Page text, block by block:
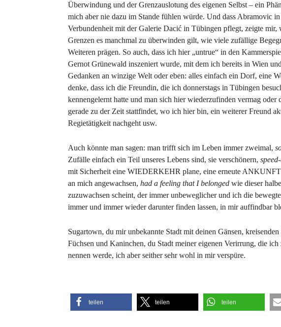
Überwindung und der Grenzauslotung des eigenen Selbst – ein
mich aber nie dazu im Stande fühlen würde. Und dass Abramovic
Verbundenheit mit der Galerie Dacić in Tübingen pflegt, zeigte
Grenzen es manchmal zu überwinden gilt, wie viele zufällige
Weiteren prägen. So auch, dass ich hier „untrue“ in den
Gernot Grünewald inszeniert wurde, mit dem ich bereits in Wien
Gedanken an winzige Welt oder eben: alles einfach ein Dorf, eine
denke, dass ich die Freundin, die ich donnerstags in Tübingen
kennengelernt hatte und man sich hier wiederzufinden vermag oder
gerade zu der Zeit stattfindet, wo ich hier bin, ein weiterer Freund
Regietätigkeit nachgeht usw.
Auch könnte man sagen: man trifft sich im Leben immer zweimal,
Zufälle einfach ein Teil unseres Lebens sind, sie verschönern,
mit Sicherheit eine WIEDERKEHR plane, eine erneute ANKUNFT
an mich angewachsen, had a feeling that I belonged wie dieser
zuzuwachsen scheint, der immer unbeweglicher und ich die
immer und immer wieder darunter finden lassen, in mir auffindbar
Sugartown, du mir unbekannte Stadt mit deinen Gänsen,
Füchsen und Kaninchen, du Stadt meiner eigenen Verirrung, die
nennen werde, ich aber seither sehr wohl in mir verspüre.
teilen teilen teilen